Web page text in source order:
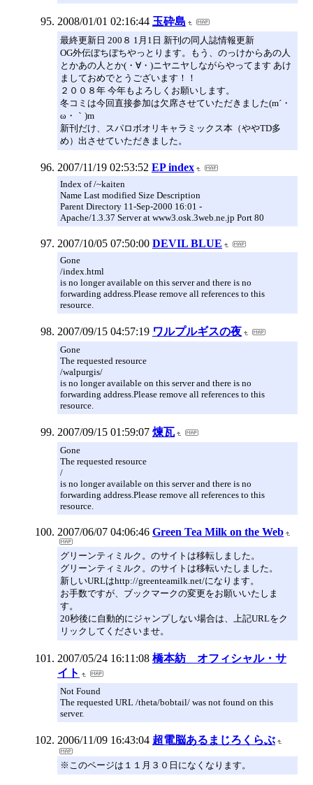
2008/01/01 02:16:44 玉砕島
最終更新日 200８ 1月1日 新刊の同人誌情報更新
OG外伝ぼちぼちやっとります。もう、のっけからあの人
とかあの人とか(・∀・)ニヤニヤしながらやってます あけ
ましておめでとうございます！！
２００８年 今年もよろしくお願いします。
冬コミは今回直接参加は欠席させていただきました(m´・
ω・｀)m
新刊だけ、スパロボオリキャラミックス本（ややTD多
め）出させていただきました。
2007/11/19 02:53:52 EP index
Index of /~kaiten
Name Last modified Size Description
Parent Directory 11-Sep-2000 16:01 -
Apache/1.3.37 Server at www3.osk.3web.ne.jp Port 80
2007/10/05 07:50:00 DEVIL BLUE
Gone
/index.html
is no longer available on this server and there is no
forwarding address.Please remove all references to this
resource.
2007/09/15 04:57:19 ワルプルギスの夜
Gone
The requested resource
/walpurgis/
is no longer available on this server and there is no
forwarding address.Please remove all references to this
resource.
2007/09/15 01:59:07 煉瓦
Gone
The requested resource
/
is no longer available on this server and there is no
forwarding address.Please remove all references to this
resource.
2007/06/07 04:06:46 Green Tea Milk on the Web
グリーンティミルク。のサイトは移転しました。
グリーンティミルク。のサイトは移転いたしました。
新しいURLはhttp://greenteamilk.net/になります。
お手数ですが、ブックマークの変更をお願いいたしま
す。
20秒後に自動的にジャンプしない場合は、上記URLをク
リックしてくださいませ。
2007/05/24 16:11:08 橋本紡 オフィシャル・サ
イト
Not Found
The requested URL /theta/bobtail/ was not found on this
server.
2006/11/09 16:43:04 超電脳あるまじろくらぶ
※このページは１１月３０日になくなります。